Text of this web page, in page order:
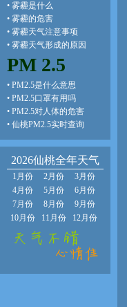
• 雾霾是什么
• 雾霾的危害
• 雾霾天气注意事项
• 雾霾天气形成的原因
PM 2.5
• PM2.5是什么意思
• PM2.5口罩有用吗
• PM2.5对人体的危害
• 仙桃PM2.5实时查询
2026仙桃全年天气
1月份 2月份
3月份
4月份
5月份
6月份
7月份
8月份
9月份
10月份
11月份 12月份